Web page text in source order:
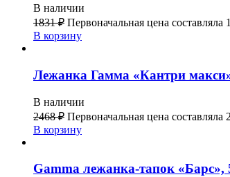
В наличии
1831₽ Первоначальная цена составляла
В корзину
Лежанка Гамма «Кантри
В наличии
2468₽ Первоначальная цена составляла
В корзину
Gamma лежанка-тапок